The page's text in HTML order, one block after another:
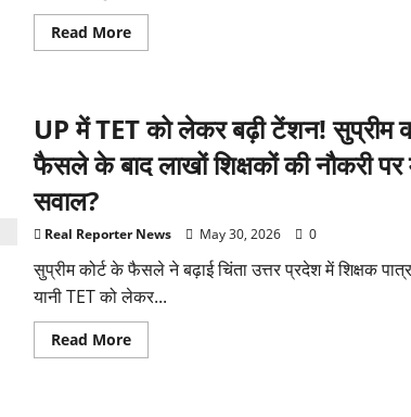
Read MoreRead
more
की
तैयारी
में
भारत!
निशाना?
सेना
प्रमुख
ने
बताए
बड़े
संकेत
UP में TET को लेकर बढ़ी टेंशन! सुप्रीम
फैसले के बाद लाखों शिक्षकों की नौकरी पर
सवाल?
Real Reporter News May 30, 2026 0
सुप्रीम कोर्ट के फैसले ने बढ़ाई चिंता उत्तर प्रदेश में शिक्षक
यानी TET को लेकर...
Read MoreRead
more